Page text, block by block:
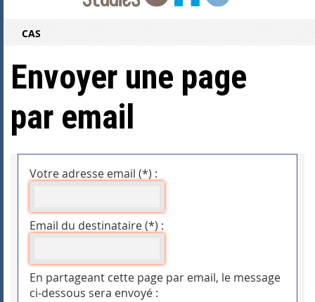
CAS
Envoyer une page
par email
Votre adresse email (*) :
Email du destinataire (*) :
En partageant cette page par email, le message
ci-dessous sera envoyé :